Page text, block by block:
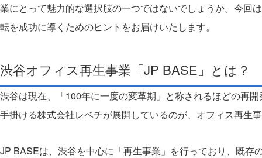
業にとって魅力的な選択肢の一つではないでしょうか。今回
転を成功に導くためのヒントをお届けいたします。
渋谷オフィス再生事業「JP BASE」とは？
渋谷は現在、「100年に一度の変革期」と称されるほどの再
手掛ける株式会社レベチが展開しているのが、オフィス再生
JP BASEは、渋谷を中心に「再生事業」を行っており、既